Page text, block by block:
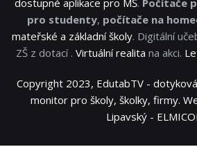
pro studenty, počítače na
mateřské a základní školy. Digitální
ZŠ z dotací . Virtuální realita na akci.
Copyright 2023, EdutabTV -
monitor pro školy, školky, firmy.
Lipavský -